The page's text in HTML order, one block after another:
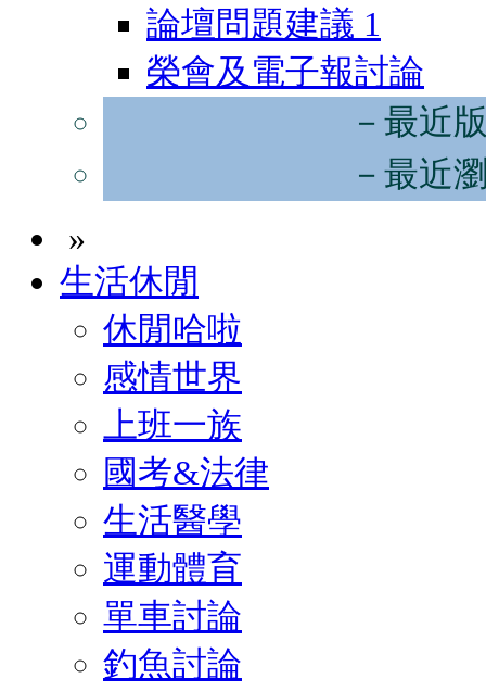
論壇問題建議 1
榮會及電子報討論
－最近
－最近
»
生活休閒
休閒哈啦
感情世界
上班一族
國考&法律
生活醫學
運動體育
單車討論
釣魚討論